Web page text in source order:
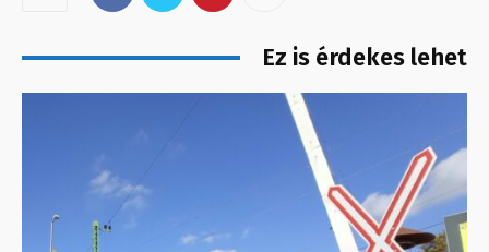
Ez is érdekes lehet